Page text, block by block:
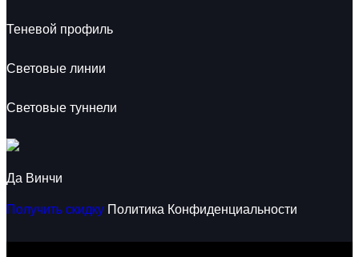
Теневой профиль
Световые линии
Световые туннели
Да Винчи
Получить скидку Политика Конфиденциальности